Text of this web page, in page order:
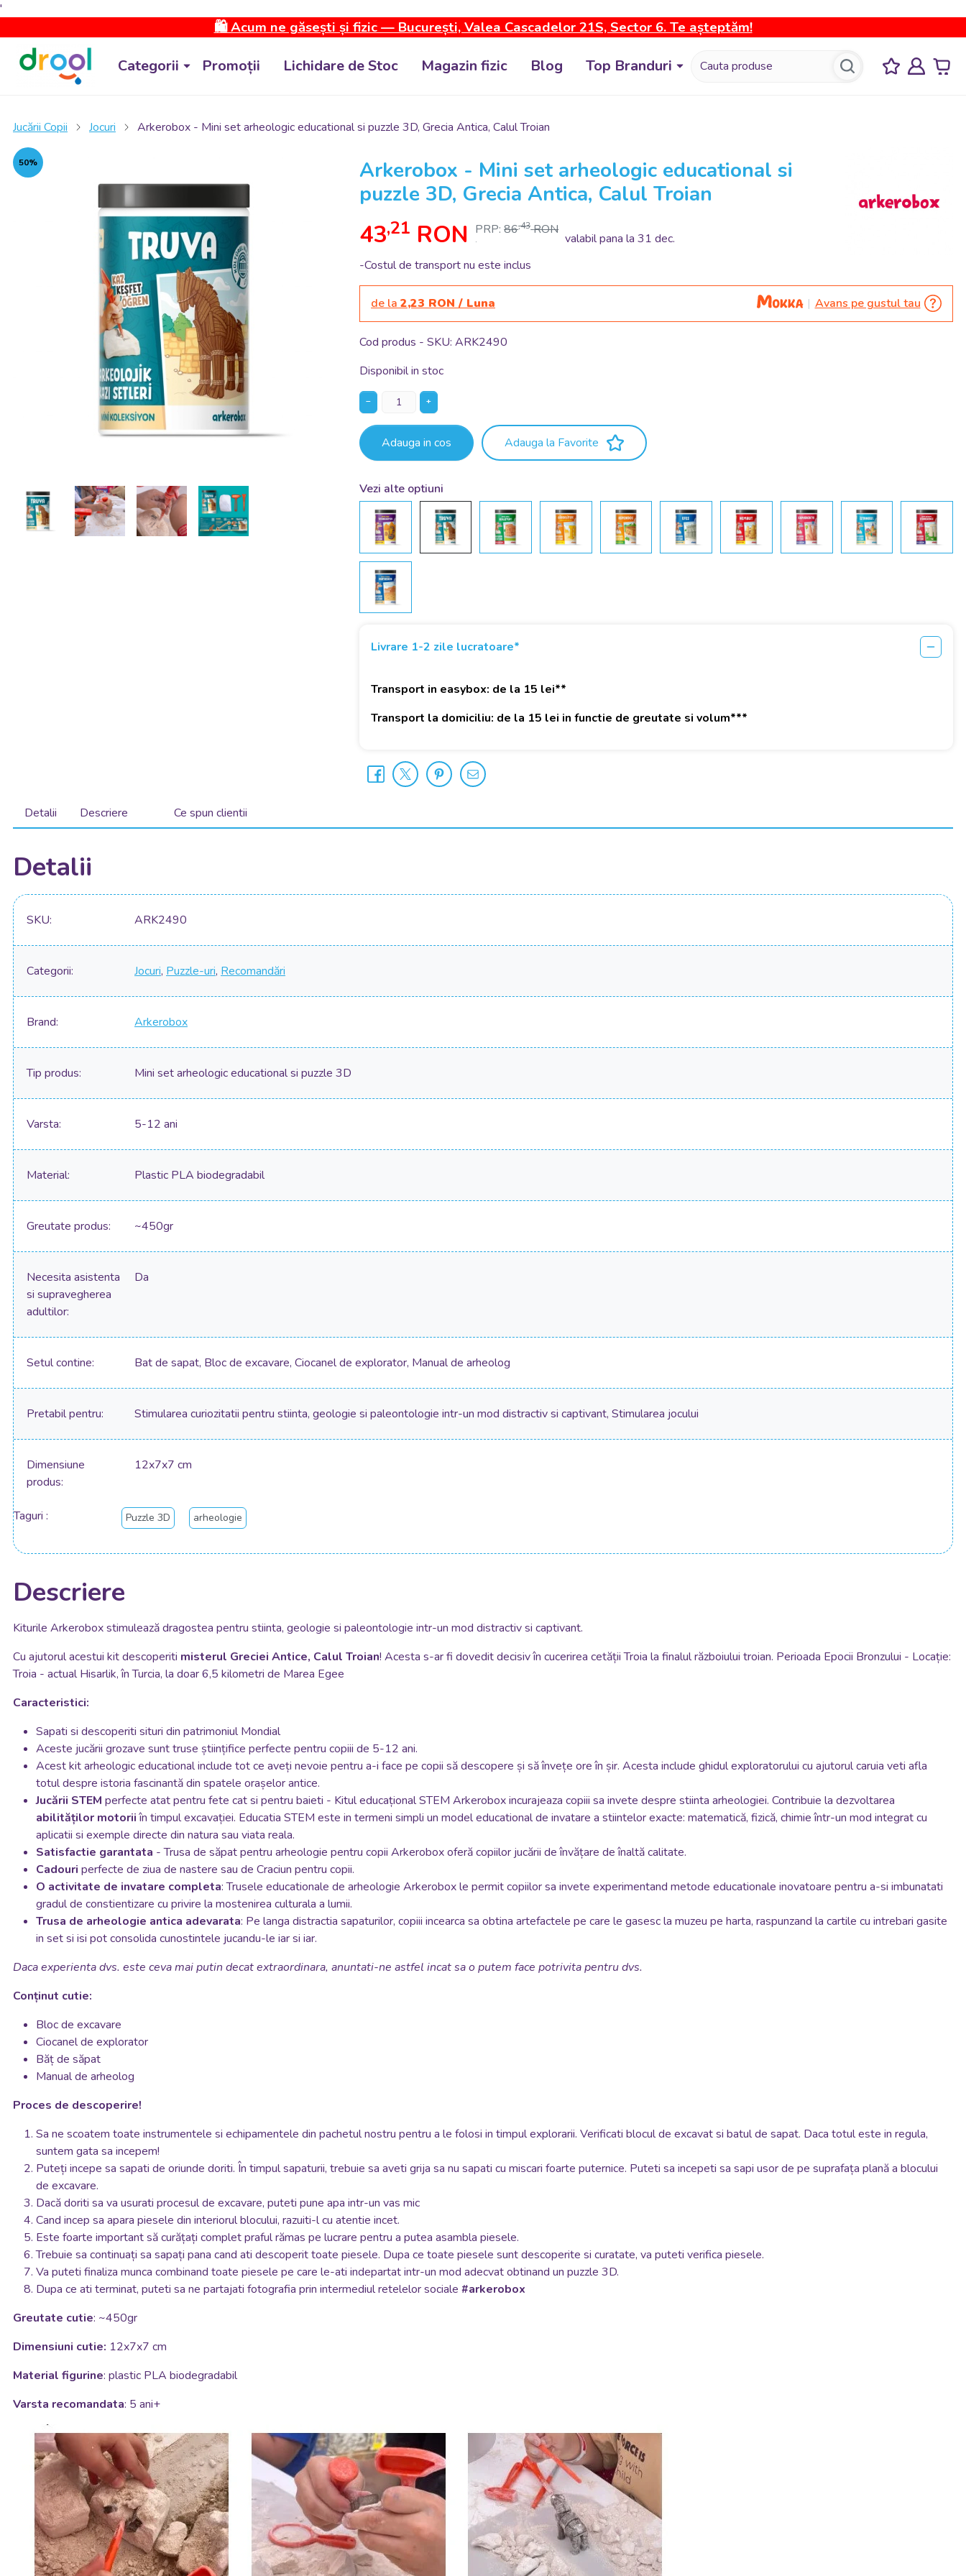
'
🛍️ Acum ne găsești și fizic — București, Valea Cascadelor 21S, Sector 6. Te așteptăm!
Categorii Promoții Lichidare de Stoc Magazin fizic Blog Top Branduri
Jucării Copii Jocuri Arkerobox - Mini set arheologic educational si puzzle 3D, Grecia Antica, Calul Troian
50%
Arkerobox - Mini set arheologic educational si
puzzle 3D, Grecia Antica, Calul Troian
43,21 RON PRP: 86,43 RON
.
valabil pana la 31 dec.
-Costul de transport nu este inclus
de la 2,23 RON / Luna Avans pe gustul tau
Cod produs - SKU ARK2490
Disponibil in stoc
− +
Adauga in cos Adauga la Favorite
Vezi alte optiuni
Livrare 1-2 zile lucratoare*
Transport in easybox: de la 15 lei**
Transport la domiciliu: de la 15 lei in functie de greutate si volum***
Detalii Descriere Ce spun clientii
Detalii
SKU ARK2490
Categorii Jocuri, Puzzle-uri, Recomandări
Brand Arkerobox
Tip produs Mini set arheologic educational si puzzle 3D
Varsta 5-12 ani
Material Plastic PLA biodegradabil
Greutate produs ~450gr
Necesita asistenta
si supravegherea
adultilor
Da
Setul contine Bat de sapat, Bloc de excavare, Ciocanel de explorator, Manual de arheolog
Pretabil pentru Stimularea curiozitatii pentru stiinta, geologie si paleontologie intr-un mod distractiv si captivant, Stimularea jocului
Dimensiune
produs
12x7x7 cm
Taguri Puzzle 3D arheologie
Descriere
Kiturile Arkerobox stimulează dragostea pentru stiinta, geologie si paleontologie intr-un mod distractiv si captivant.
Cu ajutorul acestui kit descoperiti misterul Greciei Antice, Calul Troian! Acesta s-ar fi dovedit decisiv în cucerirea cetății Troia la finalul războiului troian. Perioada Epocii Bronzului - Locație:
Troia - actual Hisarlik, în Turcia, la doar 6,5 kilometri de Marea Egee
Caracteristici:
Sapati si descoperiti situri din patrimoniul Mondial
Aceste jucării grozave sunt truse științifice perfecte pentru copiii de 5-12 ani.
Acest kit arheologic educational include tot ce aveți nevoie pentru a-i face pe copii să descopere și să învețe ore în șir. Acesta include ghidul exploratorului cu ajutorul caruia veti afla
totul despre istoria fascinantă din spatele orașelor antice.
Jucării STEM perfecte atat pentru fete cat si pentru baieti - Kitul educațional STEM Arkerobox incurajeaza copiii sa invete despre stiinta arheologiei. Contribuie la dezvoltarea
abilităților motoriiîn timpul excavației. Educatia STEM este in termeni simpli un model educational de invatare a stiintelor exacte: matematică, fizică, chimie într-un mod integrat cu
aplicatii si exemple directe din natura sau viata reala.
Satisfactie garantata - Trusa de săpat pentru arheologie pentru copii Arkerobox oferă copiilor jucării de învățare de înaltă calitate.
Cadouri perfecte de ziua de nastere sau de Craciun pentru copii.
O activitate de invatare completa: Trusele educationale de arheologie Arkerobox le permit copiilor sa invete experimentand metode educationale inovatoare pentru a-si imbunatati
gradul de constientizare cu privire la mostenirea culturala a lumii.
Trusa de arheologie antica adevarata: Pe langa distractia sapaturilor, copiii incearca sa obtina artefactele pe care le gasesc la muzeu pe harta, raspunzand la cartile cu intrebari gasite
in set si isi pot consolida cunostintele jucandu-le iar si iar.
Daca experienta dvs. este ceva mai putin decat extraordinara, anuntati-ne astfel incat sa o putem face potrivita pentru dvs.
Conținut cutie:
Bloc de excavare
Ciocanel de explorator
Băț de săpat
Manual de arheolog
Proces de descoperire!
Sa ne scoatem toate instrumentele si echipamentele din pachetul nostru pentru a le folosi in timpul explorarii. Verificati blocul de excavat si batul de sapat. Daca totul este in regula,
suntem gata sa incepem!
Puteți incepe sa sapati de oriunde doriti. În timpul sapaturii, trebuie sa aveti grija sa nu sapati cu miscari foarte puternice. Puteti sa incepeti sa sapi usor de pe suprafața plană a blocului
de excavare.
Dacă doriti sa va usurati procesul de excavare, puteti pune apa intr-un vas mic
Cand incep sa apara piesele din interiorul blocului, razuiti-l cu atentie incet.
Este foarte important să curățați complet praful rămas pe lucrare pentru a putea asambla piesele.
Trebuie sa continuați sa sapați pana cand ati descoperit toate piesele. Dupa ce toate piesele sunt descoperite si curatate, va puteti verifica piesele.
Va puteti finaliza munca combinand toate piesele pe care le-ati indepartat intr-un mod adecvat obtinand un puzzle 3D.
Dupa ce ati terminat, puteti sa ne partajati fotografia prin intermediul retelelor sociale #arkerobox
Greutate cutie: ~450gr
Dimensiuni cutie: 12x7x7 cm
Material figurine: plastic PLA biodegradabil
Varsta recomandata: 5 ani+